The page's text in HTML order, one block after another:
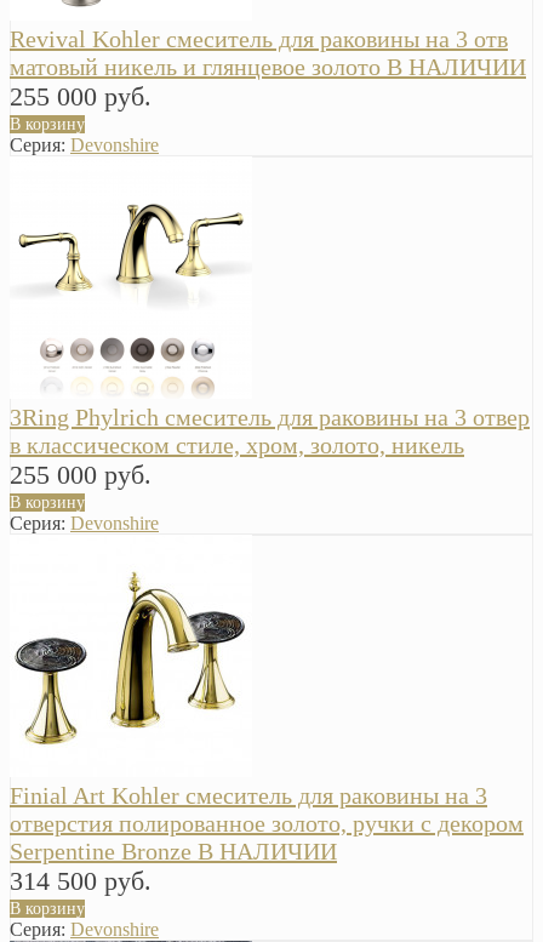
Revival Kohler смеситель для раковины на 3 отв
матовый никель и глянцевое золото В НАЛИЧИИ
255 000 руб.
В корзину
Серия: Devonshire
3Ring Phylrich смеситель для раковины на 3 отвер
в классическом стиле, хром, золото, никель
255 000 руб.
В корзину
Серия: Devonshire
Finial Art Kohler смеситель для раковины на 3
отверстия полированное золото, ручки с декором
Serpentine Bronze В НАЛИЧИИ
314 500 руб.
В корзину
Серия: Devonshire